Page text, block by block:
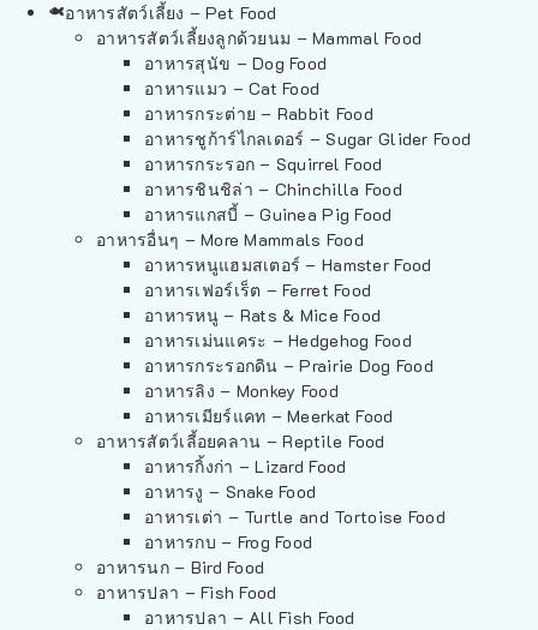
อาหารสัตว์เลี้ยง – Pet Food
อาหารสัตว์เลี้ยงลูกด้วยนม – Mammal Food
อาหารสุนัข – Dog Food
อาหารแมว – Cat Food
อาหารกระต่าย – Rabbit Food
อาหารชูก้าร์ไกลเดอร์ – Sugar Glider Food
อาหารกระรอก – Squirrel Food
อาหารชินชิล่า – Chinchilla Food
อาหารแกสบี้ – Guinea Pig Food
อาหารอื่นๆ – More Mammals Food
อาหารหนูแฮมสเตอร์ – Hamster Food
อาหารเฟอร์เร็ต – Ferret Food
อาหารหนู – Rats & Mice Food
อาหารเม่นแคระ – Hedgehog Food
อาหารกระรอกดิน – Prairie Dog Food
อาหารลิง – Monkey Food
อาหารเมียร์แคท – Meerkat Food
อาหารสัตว์เลี้อยคลาน – Reptile Food
อาหารกิ้งก่า – Lizard Food
อาหารงู – Snake Food
อาหารเต่า – Turtle and Tortoise Food
อาหารกบ – Frog Food
อาหารนก – Bird Food
อาหารปลา – Fish Food
อาหารปลา – All Fish Food